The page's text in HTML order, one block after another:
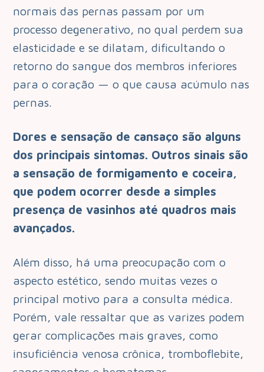
normais das pernas passam por um
processo degenerativo, no qual perdem sua
elasticidade e se dilatam, dificultando o
retorno do sangue dos membros inferiores
para o coração — o que causa acúmulo nas
pernas.
Dores e sensação de cansaço são alguns
dos principais sintomas. Outros sinais são
a sensação de formigamento e coceira,
que podem ocorrer desde a simples
presença de vasinhos até quadros mais
avançados.
Além disso, há uma preocupação com o
aspecto estético, sendo muitas vezes o
principal motivo para a consulta médica.
Porém, vale ressaltar que as varizes podem
gerar complicações mais graves, como
insuficiência venosa crônica, tromboflebite,